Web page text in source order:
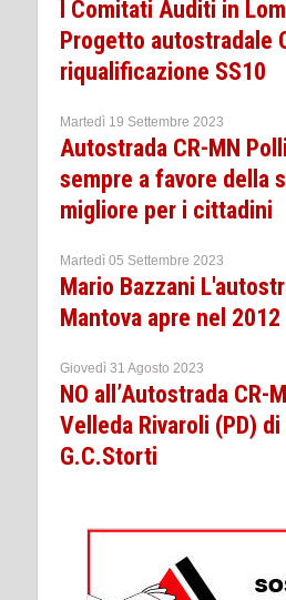
I Comitati Auditi in
Progetto autostradale
riqualificazione SS10
Martedì 19 Settembre 2023
Autostrada CR-MN
sempre a favore della
migliore per i cittadini
Martedì 05 Settembre 2023
Mario Bazzani
Mantova apre nel 2012
Giovedì 31 Agosto 2023
NO all’Autostrada CR-
Velleda Rivaroli (PD)
G.C.Storti